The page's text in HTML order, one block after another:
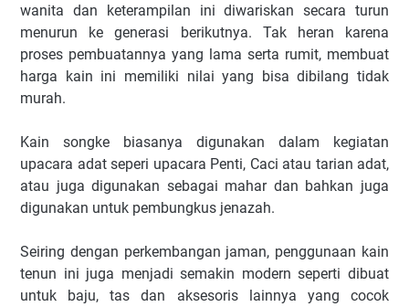
wanita dan keterampilan ini diwariskan secara turun
menurun ke generasi berikutnya. Tak heran karena
proses pembuatannya yang lama serta rumit, membuat
harga kain ini memiliki nilai yang bisa dibilang tidak
murah.
Kain songke biasanya digunakan dalam kegiatan
upacara adat seperi upacara Penti, Caci atau tarian adat,
atau juga digunakan sebagai mahar dan bahkan juga
digunakan untuk pembungkus jenazah.
Seiring dengan perkembangan jaman, penggunaan kain
tenun ini juga menjadi semakin modern seperti dibuat
untuk baju, tas dan aksesoris lainnya yang cocok